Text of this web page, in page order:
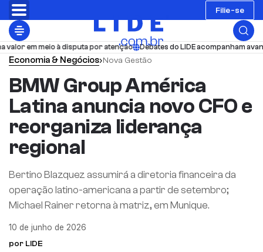
Filie-se
meio à disputa por atenção Debates do LIDE acompanham avanços
Economia & Negócios›Nova Gestão
BMW Group América
Latina anuncia novo CFO e
reorganiza liderança
regional
Bertino Blazquez assumirá a diretoria financeira da
operação latino-americana a partir de setembro;
Michael Rainer retorna à matriz, em Munique.
10 de junho de 2026
por LIDE